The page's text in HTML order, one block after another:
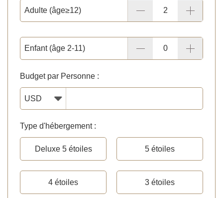
Adulte (âge≥12)
Enfant (âge 2-11)
Budget par Personne :
Type d'hébergement :
Deluxe 5 étoiles 5 étoiles
4 étoiles 3 étoiles